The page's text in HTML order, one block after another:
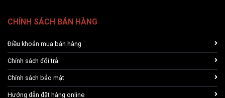
CHÍNH SÁCH BÁN HÀNG
Điều khoản mua bán hàng
Chính sách đổi trả
Chính sách bảo mật
Hướng dẫn đặt hàng online